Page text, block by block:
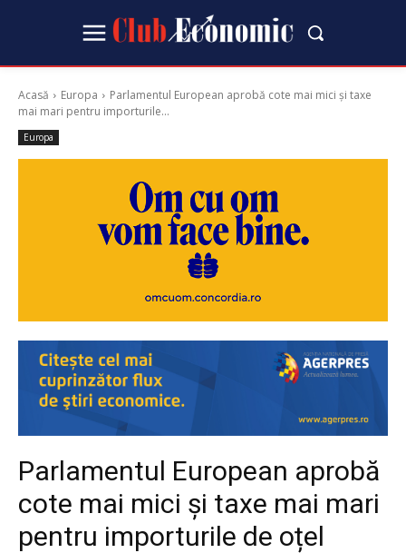
Acasă Europa
Parlamentul European aprobă cote mai mici și taxe
mai mari pentru importurile...
Europa
Parlamentul European aprobă
cote mai mici și taxe mai mari
pentru importurile de oțel